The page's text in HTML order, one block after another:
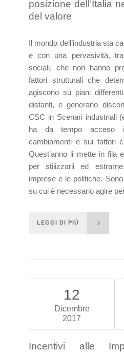
posizione dell’Italia
del valore
Il mondo dell’industria sta
e con una pervasività,
sociali, che non hanno
fattori strutturali che
agiscono su piani
distanti, e generano
CSC in Scenari industriali
ha da tempo acceso
cambiamenti e sui fattori
Quest’anno li mette in fila
per stilizzarli ed
imprese e le politiche.
su cui è necessario agire
LEGGI DI PIÙ
12
Dicembre
2017
Incentivi alle